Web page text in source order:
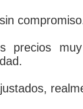
precios